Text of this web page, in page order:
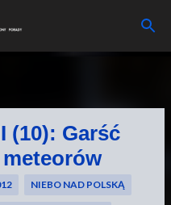
zawartości
(10): Garść
NIEBO NAD POLSKĄ